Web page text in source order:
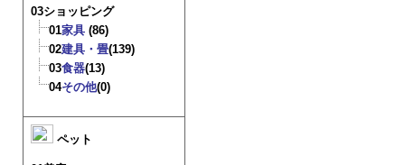
03ショッピング
01家具 (86)
02建具・畳(139)
03食器(13)
04その他(0)
ペット